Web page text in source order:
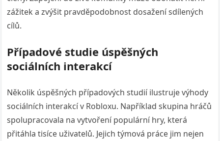
zážitek a zvýšit pravděpodobnost dosažení sdílených
cílů.
Případové studie úspěšných
sociálních interakcí
Několik úspěšných případových studií ilustruje výhody
sociálních interakcí v Robloxu. Například skupina hráčů
spolupracovala na vytvoření populární hry, která
přitáhla tisíce uživatelů. Jejich týmová práce jim nejen